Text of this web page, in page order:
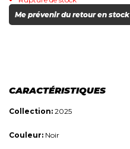
Me prévenir du retour en stock
CARACTÉRISTIQUES
Collection: 2025
Couleur: Noir